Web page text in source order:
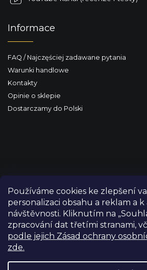
Používáme cookies ke zlepšení
personalizaci obsahu a reklam a k
návštěvnosti. Kliknutím na
zpracování dat třetími stranami,
podle jejich Zásad ochrany
zde.
Informace
FAQ / Najczęściej zadawane pytania
Warunki handlowe
Kontakty
Opinie o sklepie
Dostarczamy do Polski
zastrzeżone.
Edytuj ustawienia plików